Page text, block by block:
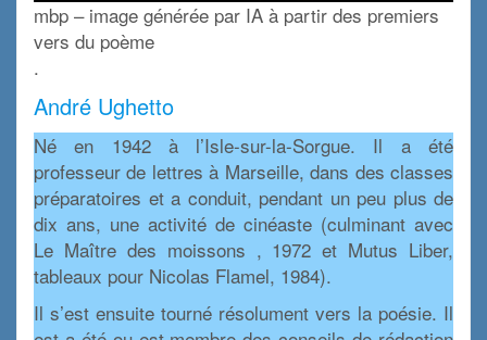
mbp – image générée par IA à partir des premiers
vers du poème
.
André Ughetto
Né en 1942 à l’Isle-sur-la-Sorgue. Il a été
professeur de lettres à Marseille, dans des classes
préparatoires et a conduit, pendant un peu plus de
dix ans, une activité de cinéaste (culminant avec
Le Maître des moissons , 1972 et Mutus Liber,
tableaux pour Nicolas Flamel, 1984).
Il s’est ensuite tourné résolument vers la poésie. Il